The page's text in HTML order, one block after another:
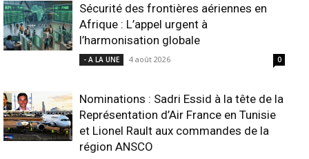
Sécurité des frontières aériennes en
Afrique : L’appel urgent à
l’harmonisation globale
- A LA UNE 4 août 2026 0
Nominations : Sadri Essid à la tête de la
Représentation d’Air France en Tunisie
et Lionel Rault aux commandes de la
région ANSCO